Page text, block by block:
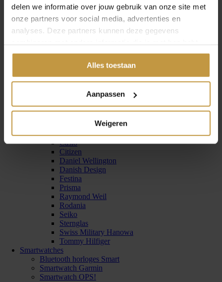
delen we informatie over jouw gebruik van onze site met
onze partners voor social media, advertenties en
analyses. Deze partners kunnen deze gegevens
gedeeld of die ze hebben verzameld via jouw gebruik van
Alles toestaan
Aanpassen
Weigeren
Seiko
Sternglas
Tommy Hilfiger
Zinzi
Horloge heren
Kleuren
Blauw
Merken
Calvin Klein
Casio
Citizen
Daniel Wellington
Danish Design
Festina
Prisma
Raymond Weil
Rodania
Seiko
Sternglas
Swiss Military Hanowa
Tommy Hilfiger
Smartwatches
Bluetooth horloges Smart
Smartwatch Garmin
Smartwatch OPS!